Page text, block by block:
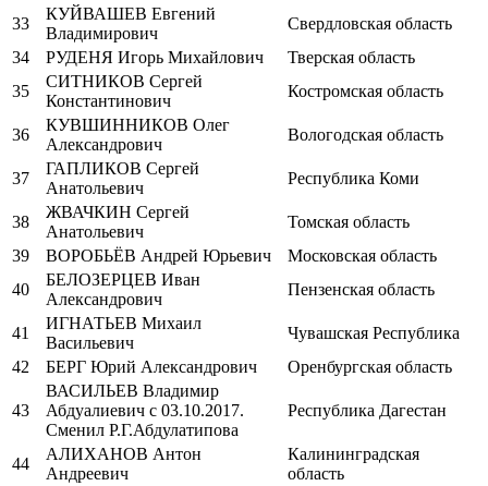
33
КУЙВАШЕВ Евгений
Владимирович
Свердловская область
34
РУДЕНЯ Игорь Михайлович
Тверская область
35
СИТНИКОВ Сергей
Константинович
Костромская область
36
КУВШИННИКОВ Олег
Александрович
Вологодская область
37
ГАПЛИКОВ Сергей
Анатольевич
Республика Коми
38
ЖВАЧКИН Сергей
Анатольевич
Томская область
39
ВОРОБЬЁВ Андрей Юрьевич
Московская область
40
БЕЛОЗЕРЦЕВ Иван
Александрович
Пензенская область
41
ИГНАТЬЕВ Михаил
Васильевич
Чувашская Республика
42
БЕРГ Юрий Александрович Оренбургская область
43
ВАСИЛЬЕВ Владимир
Абдуалиевич с 03.10.2017.
Сменил Р.Г.Абдулатипова
Республика Дагестан
44
АЛИХАНОВ Антон
Андреевич
Калининградская
область